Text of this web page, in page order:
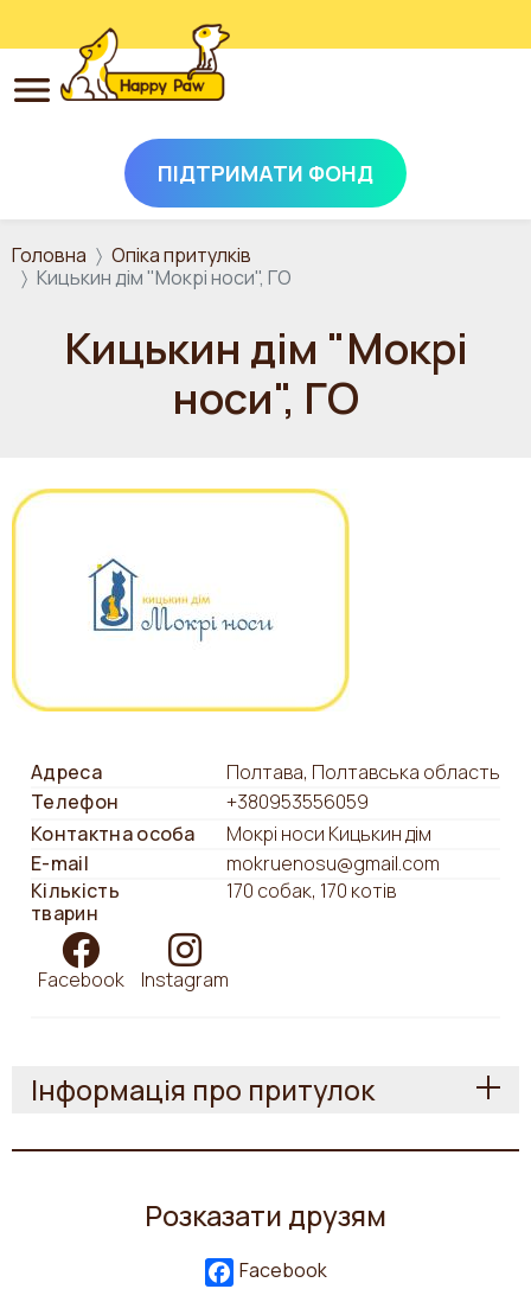
Перейти до основного вмісту
ПІДТРИМАТИ ФОНД
Головна
Опіка притулків
Кицькин дім "Мокрі носи", ГО
Кицькин дім "Мокрі
носи", ГО
Адреса
Полтава, Полтавська область
Телефон
+380953556059
Контактна особа
Мокрі носи Кицькин дім
E-mail
mokruenosu@gmail.com
Кількість
тварин
170 собак, 170 котів
Facebook Instagram
Інформація про притулок
Розказати друзям
Facebook